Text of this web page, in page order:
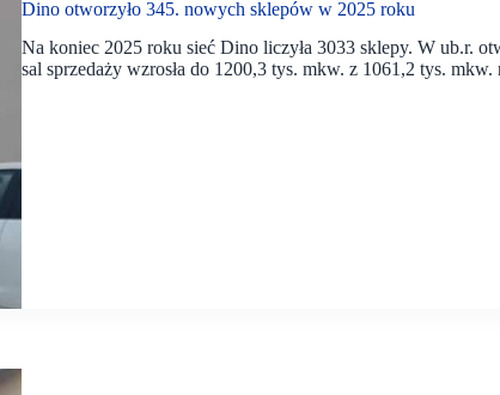
Dino otworzyło 345. nowych sklepów w 2025 roku
Na koniec 2025 roku sieć Dino liczyła 3033 sklepy. W ub.r.
sal sprzedaży wzrosła do 1200,3 tys. mkw. z 1061,2 tys. mkw.